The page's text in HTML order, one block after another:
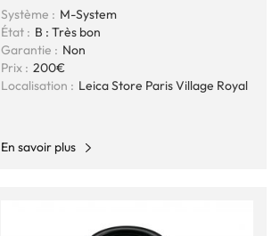
Système : M-System
État : B : Très bon
Garantie : Non
Prix : 200€
Localisation : Leica Store Paris Village Royal
En savoir plus